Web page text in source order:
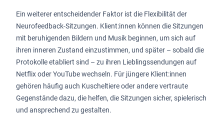
Ein weiterer entscheidender Faktor ist die Flexibilität der
Neurofeedback-Sitzungen. Klient:innen können die Sitzungen
mit beruhigenden Bildern und Musik beginnen, um sich auf
ihren inneren Zustand einzustimmen, und später – sobald die
Protokolle etabliert sind – zu ihren Lieblingssendungen auf
Netflix oder YouTube wechseln. Für jüngere Klient:innen
gehören häufig auch Kuscheltiere oder andere vertraute
Gegenstände dazu, die helfen, die Sitzungen sicher, spielerisch
und ansprechend zu gestalten.